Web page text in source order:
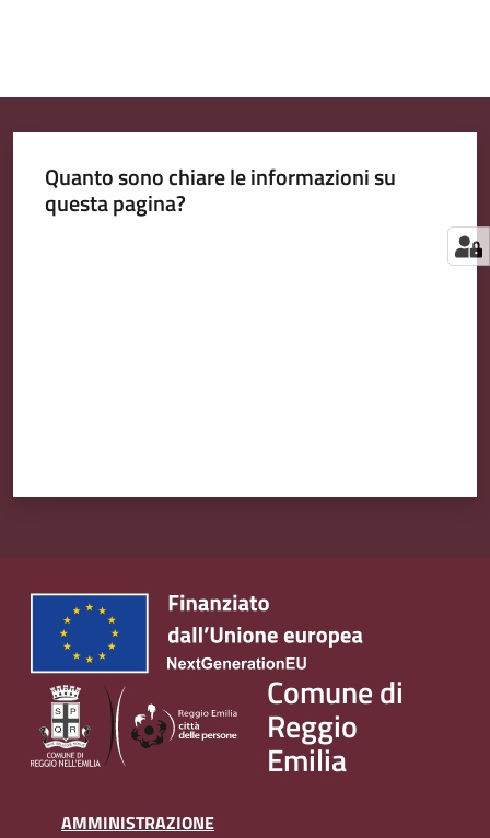
Quanto sono chiare le informazioni su
questa pagina?
Comune di
Reggio
Emilia
AMMINISTRAZIONE